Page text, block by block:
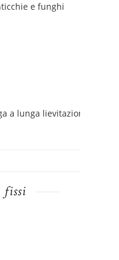
e funghi
a lunga lievitazione